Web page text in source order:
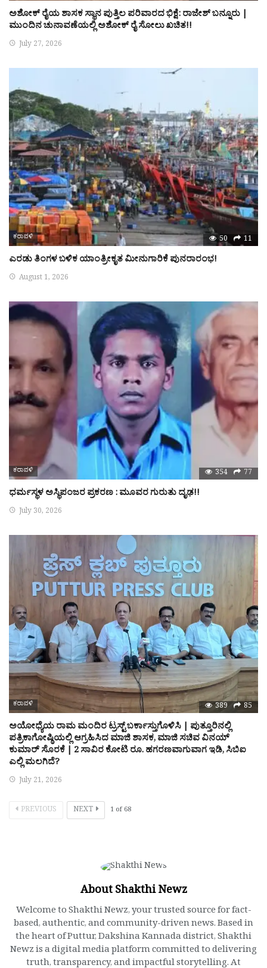
ಅಶೋಕ್ ರೈಯ ಶಾಸಕ ಸ್ಥಾನ ಪುತ್ತಿಲ ಪರಿವಾರದ ಭಿಕ್ಷೆ: ರಾಜೇಶ್ ಬನ್ನೂರು |
ಮುಂದಿನ ಚುನಾವಣೆಯಲ್ಲಿ ಅಶೋಕ್ ರೈ ಸೋಲು ಖಚಿತ!!
July 27, 2026
ಕರಾವಳಿ 50 11
ಎರಡು ತಿಂಗಳ ಬಳಿಕ ಯಾಂತ್ರೀಕೃತ ಮೀನುಗಾರಿಕೆ ಪುನರಾರಂಭ!
August 1, 2026
ಕರಾವಳಿ 354 77
ಧರ್ಮಸ್ಥಳ ಅಸ್ಥಿಪಂಜರ ಪ್ರಕರಣ : ಮೂವರ ಗುರುತು ದೃಢ!!
July 30, 2026
ಕರಾವಳಿ 389 85
ಅಯೋಧ್ಯೆಯ ರಾಮ ಮಂದಿರ ಟ್ರಸ್ಟ್ ಬರ್ಕಾಸ್ತುಗೊಳಿಸಿ | ಪುತ್ತೂರಿನಲ್ಲಿ
ಪತ್ರಿಕಾಗೋಷ್ಠಿಯಲ್ಲಿ ಆಗ್ರಹಿಸಿದ ಮಾಜಿ ಶಾಸಕ, ಮಾಜಿ ಸಚಿವ ವಿನಯ್
ಕುಮಾರ್ ಸೊರಕೆ | 2 ಸಾವಿರ ಕೋಟಿ ರೂ. ಹಗರಣವಾಗುವಾಗ ಇಡಿ, ಸಿಬಿಐ
ಎಲ್ಲಿ ಮಲಗಿದೆ?
July 21, 2026
PREVIOUS NEXT 1 of68
About Shakthi Newz
Welcome to Shakthi Newz, your trusted source for fact-
based, authentic, and community-driven news. Based in
the heart of Puttur, Dakshina Kannada district, Shakthi
Newz is a digital media platform committed to delivering
truth, transparency, and impactful storytelling. At